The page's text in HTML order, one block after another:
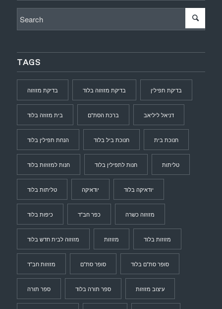
TAGS
בדיקת מזוזוה בדיקת מזוזוה בלוד בדיקת תפילין
בית מזוזה בלוד ברכת הסת"ם דניאל ליליאב
הנחת תפילין בלוד חנוכת ביל בלוד חנוכת בית
חנות למזוזות בלוד חנות לתפילין בלוד טליתות
טליתות בלוד יודאיקה יודאיקה בלוד
כיפות בלוד כפר חב"ד מזוזוה כשרה
מזוזוה לבית חדש בלוד מזוזות מזוזות בלוד
מזוזות חב"ד סופר סת"ם סופר סת"ם בלוד
ספר תורה ספר תורה בלוד עיצוב מזוזות